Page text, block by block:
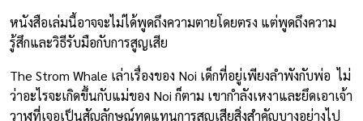
หนังสือเล่มนี้อาจจะไม่ได้พูดถึงความตายโดยตรง แต่พูดถึงความ
รู้สึกและวิธีรับมือกับการสูญเสีย
The Strom Whale เล่าเรื่องของ Noi เด็กที่อยู่เพียงลำพังกับพ่อ ไม่
ว่าอะไรจะเกิดขึ้นกับแม่ของ Noi ก็ตาม เขากำลังเหงาและยึดเอาเจ้า
วาฬที่เจอเป็นสัญลักษณ์ทดแทนการสูญเสียสิ่งสำคัญบางอย่างไป